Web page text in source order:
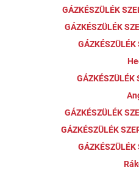
GÁZKÉSZÜLÉK
GÁZKÉSZÜLÉK
GÁZKÉSZÜLÉK
GÁZKÉSZÜLÉK
GÁZKÉSZÜLÉK